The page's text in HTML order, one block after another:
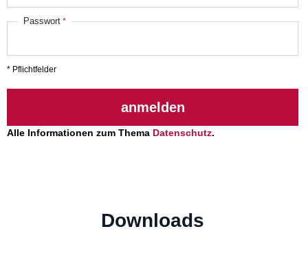
Passwort
* Pflichtfelder
anmelden
Alle Informationen zum Thema Datenschutz.
Downloads